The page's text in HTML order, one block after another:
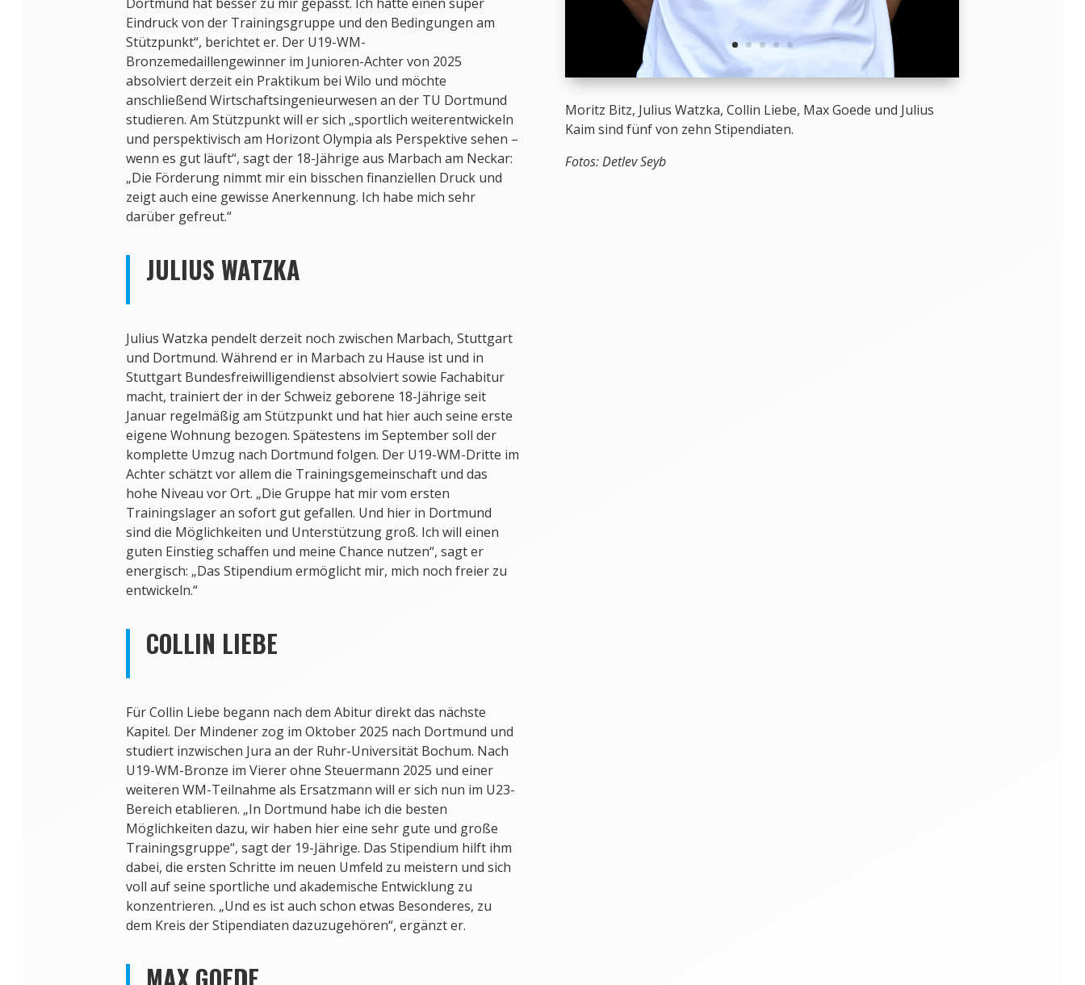
Eindruck von der Trainingsgruppe und den Bedingungen am
Stützpunkt“, berichtet er. Der U19-WM-
Bronzemedaillengewinner im Junioren-Achter von 2025
absolviert derzeit ein Praktikum bei Wilo und möchte
anschließend Wirtschaftsingenieurwesen an der TU Dortmund
studieren. Am Stützpunkt will er sich „sportlich weiterentwickeln
und perspektivisch am Horizont Olympia als Perspektive sehen –
wenn es gut läuft“, sagt der 18-Jährige aus Marbach am Neckar:
„Die Förderung nimmt mir ein bisschen finanziellen Druck und
zeigt auch eine gewisse Anerkennung. Ich habe mich sehr
darüber gefreut.“
JULIUS WATZKA
Julius Watzka pendelt derzeit noch zwischen Marbach, Stuttgart
und Dortmund. Während er in Marbach zu Hause ist und in
Stuttgart Bundesfreiwilligendienst absolviert sowie Fachabitur
macht, trainiert der in der Schweiz geborene 18-Jährige seit
Januar regelmäßig am Stützpunkt und hat hier auch seine erste
eigene Wohnung bezogen. Spätestens im September soll der
komplette Umzug nach Dortmund folgen. Der U19-WM-Dritte im
Achter schätzt vor allem die Trainingsgemeinschaft und das
hohe Niveau vor Ort. „Die Gruppe hat mir vom ersten
Trainingslager an sofort gut gefallen. Und hier in Dortmund
sind die Möglichkeiten und Unterstützung groß. Ich will einen
guten Einstieg schaffen und meine Chance nutzen“, sagt er
energisch: „Das Stipendium ermöglicht mir, mich noch freier zu
entwickeln.“
COLLIN LIEBE
Für Collin Liebe begann nach dem Abitur direkt das nächste
Kapitel. Der Mindener zog im Oktober 2025 nach Dortmund und
studiert inzwischen Jura an der Ruhr-Universität Bochum. Nach
U19-WM-Bronze im Vierer ohne Steuermann 2025 und einer
weiteren WM-Teilnahme als Ersatzmann will er sich nun im U23-
Bereich etablieren. „In Dortmund habe ich die besten
Möglichkeiten dazu, wir haben hier eine sehr gute und große
Trainingsgruppe“, sagt der 19-Jährige. Das Stipendium hilft ihm
dabei, die ersten Schritte im neuen Umfeld zu meistern und sich
voll auf seine sportliche und akademische Entwicklung zu
konzentrieren. „Und es ist auch schon etwas Besonderes, zu
dem Kreis der Stipendiaten dazuzugehören“, ergänzt er.
Moritz Bitz, Julius Watzka, Collin Liebe, Max Goede und Julius
Kaim sind fünf von zehn Stipendiaten.
Fotos: Detlev Seyb